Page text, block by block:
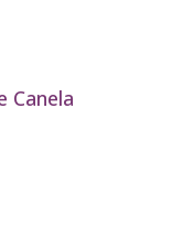
Canela